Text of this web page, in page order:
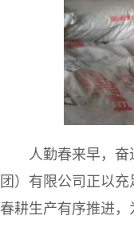
人勤春来早，
团）有限公司正以
春耕生产有序推进